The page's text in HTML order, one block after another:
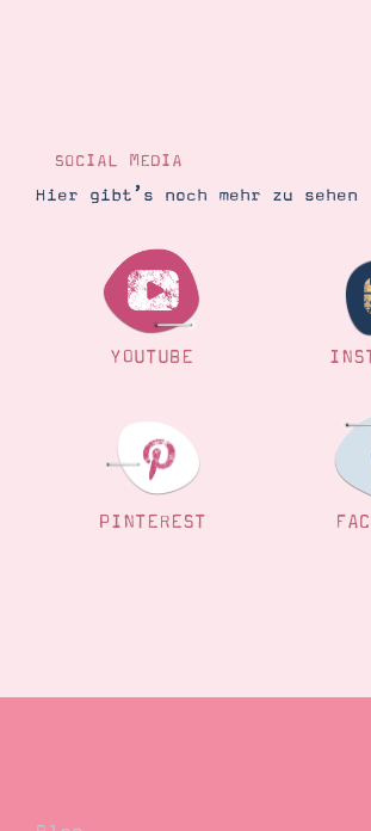
SOCIAL MEDIA
Hier gibt’s noch mehr zu sehen
YOUTUBE
PINTEREST